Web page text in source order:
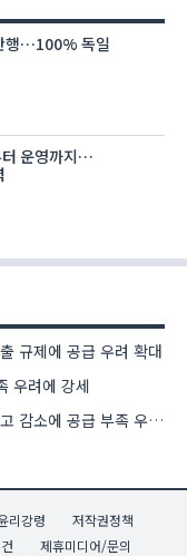
행…100% 독일
터 운영까지…
규제에 공급 우려 확대
우려에 강세
[비철금속 시황] 구리 2개월 만에 최고치…재고 감소에 공급 부족 우려 확대
리강령
저작권정책
제휴미디어/문의